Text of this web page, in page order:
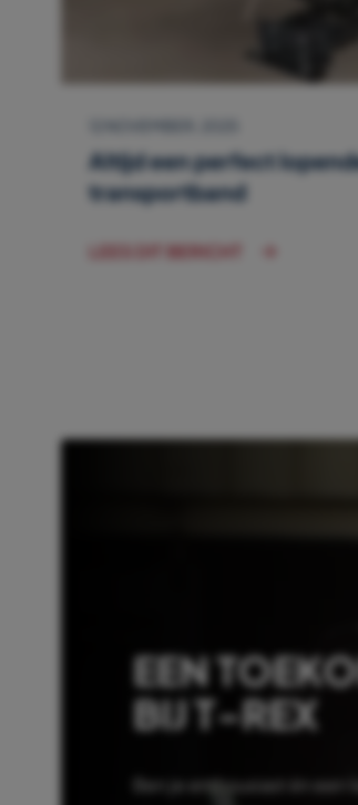
Altijd een perfect
transportband
LEES DIT BERICHT
EEN
BIJ T-REX
Ben je enthousiast én een